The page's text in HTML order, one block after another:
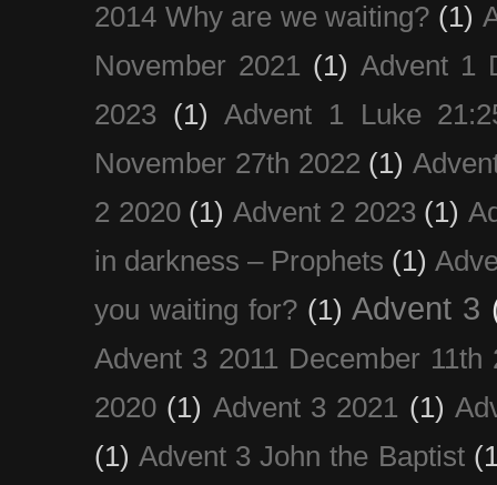
2014 Why are we waiting? (1)
November 2021 (1) Advent 1
2023 (1) Advent 1 Luke
November 27th 2022 (1)
2 2020 (1) Advent 2 2023 (1)
in darkness – Prophets (1)
you waiting for? (1) Advent 3
Advent 3 2011 December 11th
2020 (1) Advent 3 2021 (1)
(1) Advent 3 John the Baptist